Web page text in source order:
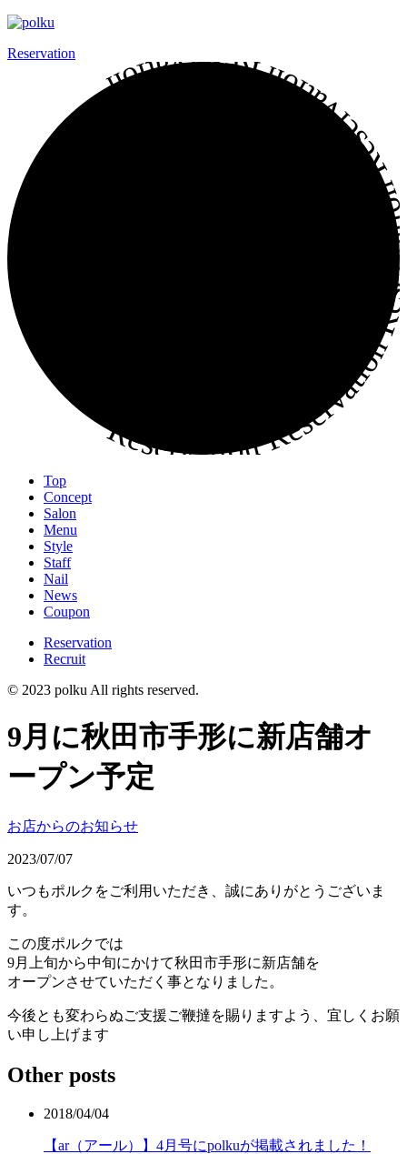
Reservation Reservation Reservation
Top
Concept
Salon
Menu
Style
Staff
Nail
News
Coupon
Reservation
Recruit
© 2023 polku All rights reserved.
9月に秋田市手形に新店舗オ
ープン予定
お店からのお知らせ
2023/07/07
いつもポルクをご利用いただき、誠にありがとうございま
す。
この度ポルクでは
9月上旬から中旬にかけて秋田市手形に新店舗を
オープンさせていただく事となりました。
今後とも変わらぬご支援ご鞭撻を賜りますよう、宜しくお願
い申し上げます
Other posts
2018/04/04
【ar（アール）】4月号にpolkuが掲載されました！